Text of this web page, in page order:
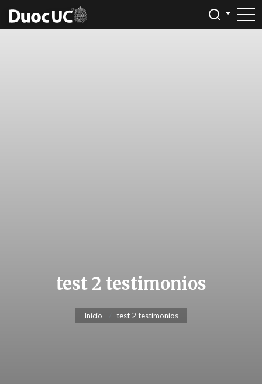
test 2 testimonios
Inicio test 2 testimonios